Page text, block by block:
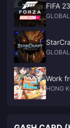
FIFA
GLOBAL
GLOBAL
Work
HONG